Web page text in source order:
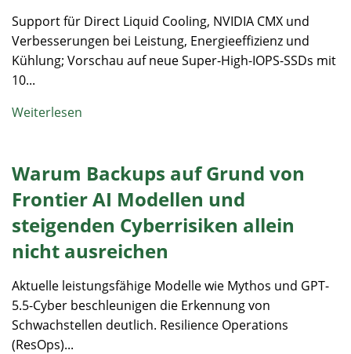
Support für Direct Liquid Cooling, NVIDIA CMX und
Verbesserungen bei Leistung, Energieeffizienz und
Kühlung; Vorschau auf neue Super-High-IOPS-SSDs mit
10...
Weiterlesen
Warum Backups auf Grund von
Frontier AI Modellen und
steigenden Cyberrisiken allein
nicht ausreichen
Aktuelle leistungsfähige Modelle wie Mythos und GPT-
5.5-Cyber beschleunigen die Erkennung von
Schwachstellen deutlich. Resilience Operations
(ResOps)...